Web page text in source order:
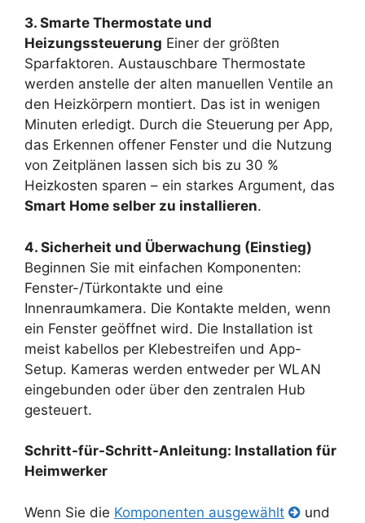
3. Smarte Thermostate und
Heizungssteuerung Einer der größten
Sparfaktoren. Austauschbare Thermostate
werden anstelle der alten manuellen Ventile an
den Heizkörpern montiert. Das ist in wenigen
Minuten erledigt. Durch die Steuerung per App,
das Erkennen offener Fenster und die Nutzung
von Zeitplänen lassen sich bis zu 30 %
Heizkosten sparen – ein starkes Argument, das
Smart Home selber zu installieren.
4. Sicherheit und Überwachung (Einstieg)
Beginnen Sie mit einfachen Komponenten:
Fenster-/Türkontakte und eine
Innenraumkamera. Die Kontakte melden, wenn
ein Fenster geöffnet wird. Die Installation ist
meist kabellos per Klebestreifen und App-
Setup. Kameras werden entweder per WLAN
eingebunden oder über den zentralen Hub
gesteuert.
Schritt-für-Schritt-Anleitung: Installation für
Heimwerker
Wenn Sie die Komponenten ausgewählt
und